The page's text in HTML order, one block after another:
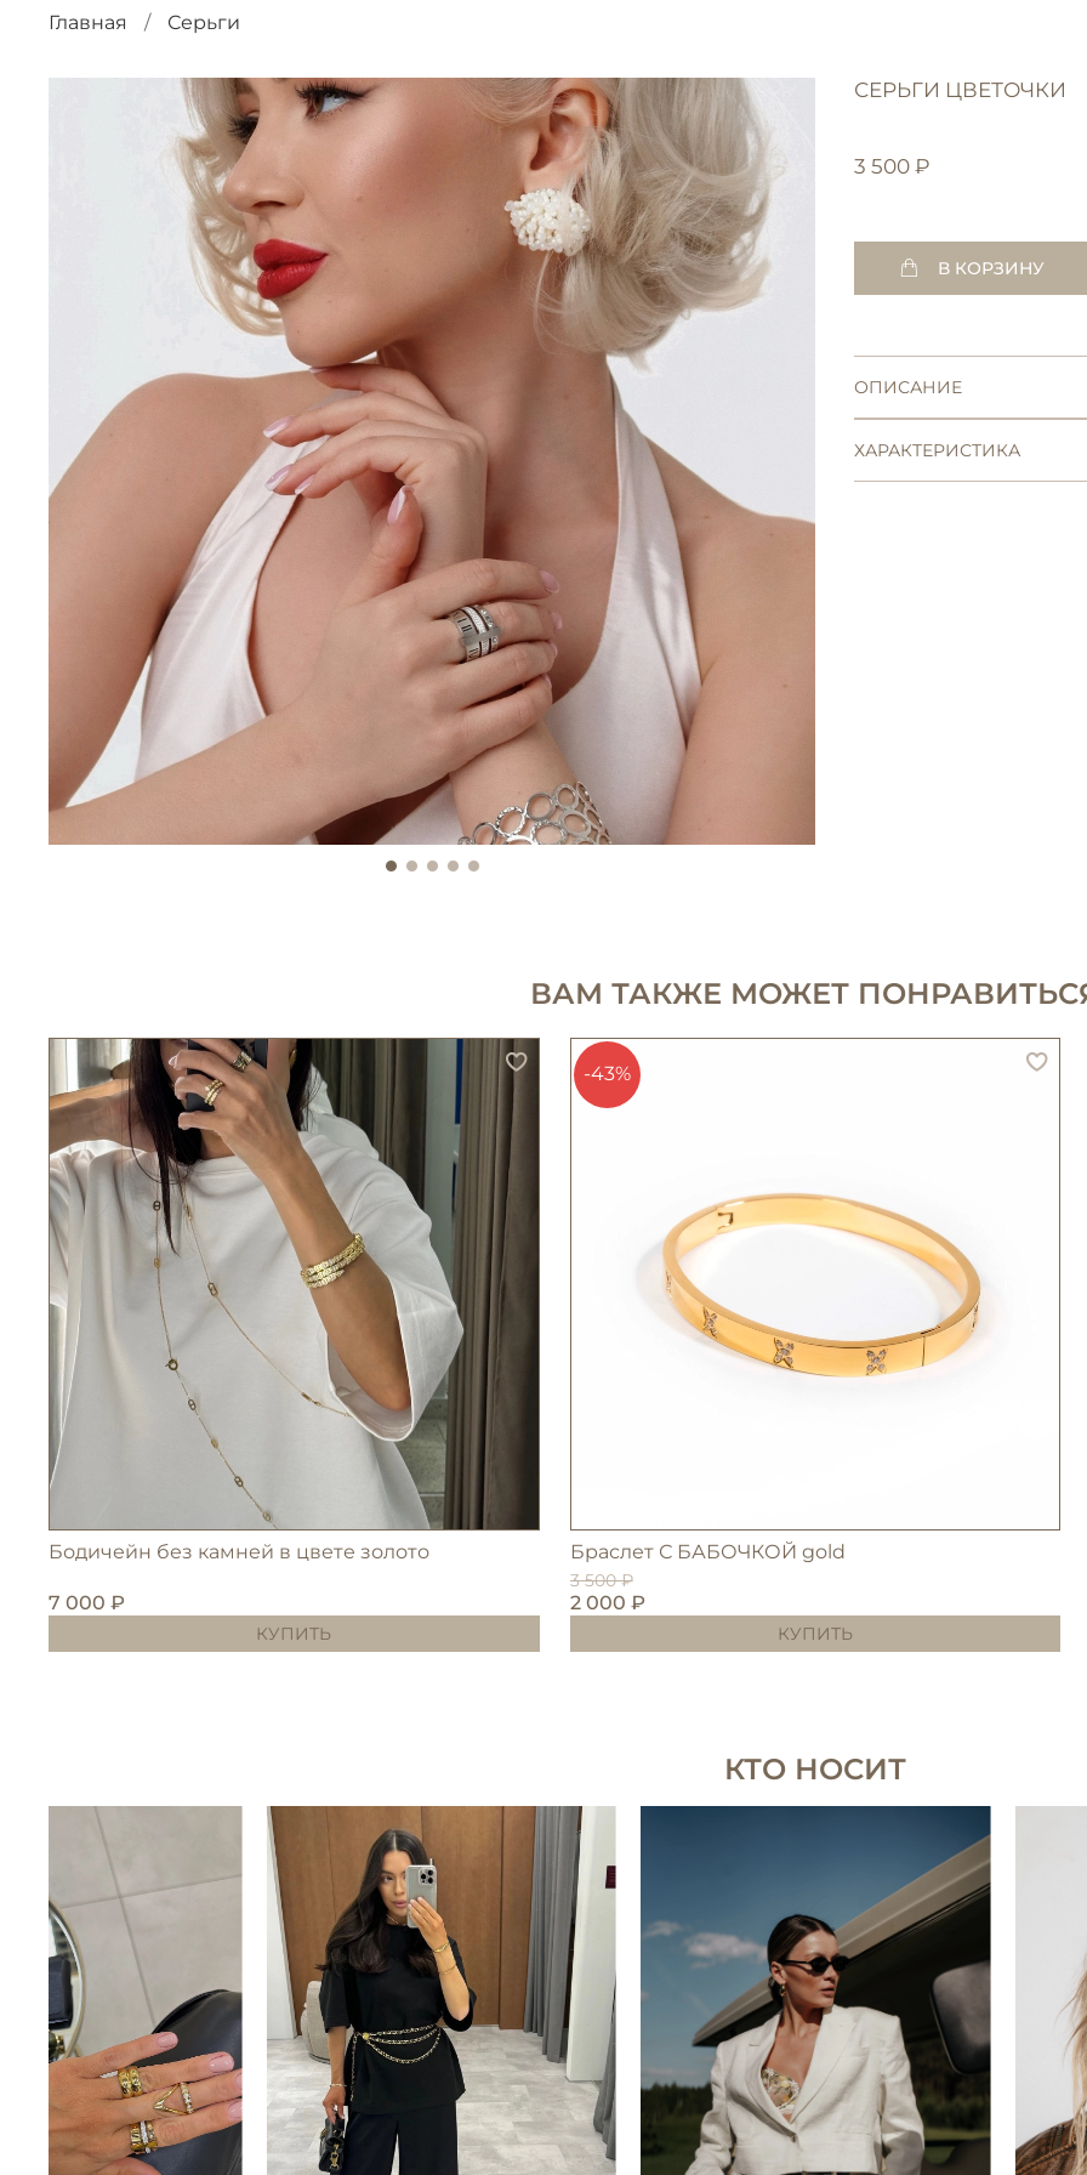
Главная Серьги
СЕРЬГИ ЦВЕТОЧКИ
3 500 ₽
В КОРЗИНУ
ОПИСАНИЕ
ХАРАКТЕРИСТИКА
ВАМ ТАКЖЕ МОЖЕТ
Бодичейн без камней в цвете золото
7 000 ₽
КУПИТЬ
-43%
Браслет С БАБОЧКОЙ gold
3 500 ₽
2 000 ₽
КУПИТЬ
КТО НОСИТ